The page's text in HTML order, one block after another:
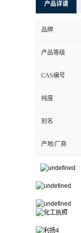
产品详请
品牌
产品等级
CAS编号
纯度
别名
产地/厂商